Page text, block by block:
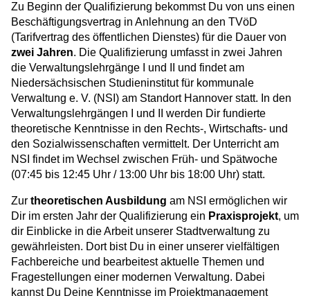
Zu Beginn der Qualifizierung bekommst Du von uns einen
Beschäftigungsvertrag in Anlehnung an den TVöD
(Tarifvertrag des öffentlichen Dienstes) für die Dauer von
zwei Jahren. Die Qualifizierung umfasst in zwei Jahren
die Verwaltungslehrgänge I und II und findet am
Niedersächsischen Studieninstitut für kommunale
Verwaltung e. V. (NSI) am Standort Hannover statt. In den
Verwaltungslehrgängen I und II werden Dir fundierte
theoretische Kenntnisse in den Rechts-, Wirtschafts- und
den Sozialwissenschaften vermittelt. Der Unterricht am
NSI findet im Wechsel zwischen Früh- und Spätwoche
(07:45 bis 12:45 Uhr / 13:00 Uhr bis 18:00 Uhr) statt.
Zur theoretischen Ausbildung am NSI ermöglichen wir
Dir im ersten Jahr der Qualifizierung ein Praxisprojekt, um
dir Einblicke in die Arbeit unserer Stadtverwaltung zu
gewährleisten. Dort bist Du in einer unserer vielfältigen
Fachbereiche und bearbeitest aktuelle Themen und
Fragestellungen einer modernen Verwaltung. Dabei
kannst Du Deine Kenntnisse im Projektmanagement